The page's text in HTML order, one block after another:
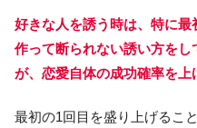
好きな人を誘う時は、特に
作って断られない誘い方を
が、恋愛自体の成功確率を上
最初の1回目を盛り上げるこ